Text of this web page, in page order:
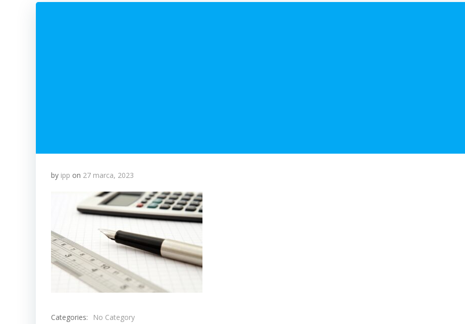
by ipp on 27 marca, 2023
Categories:
No Category